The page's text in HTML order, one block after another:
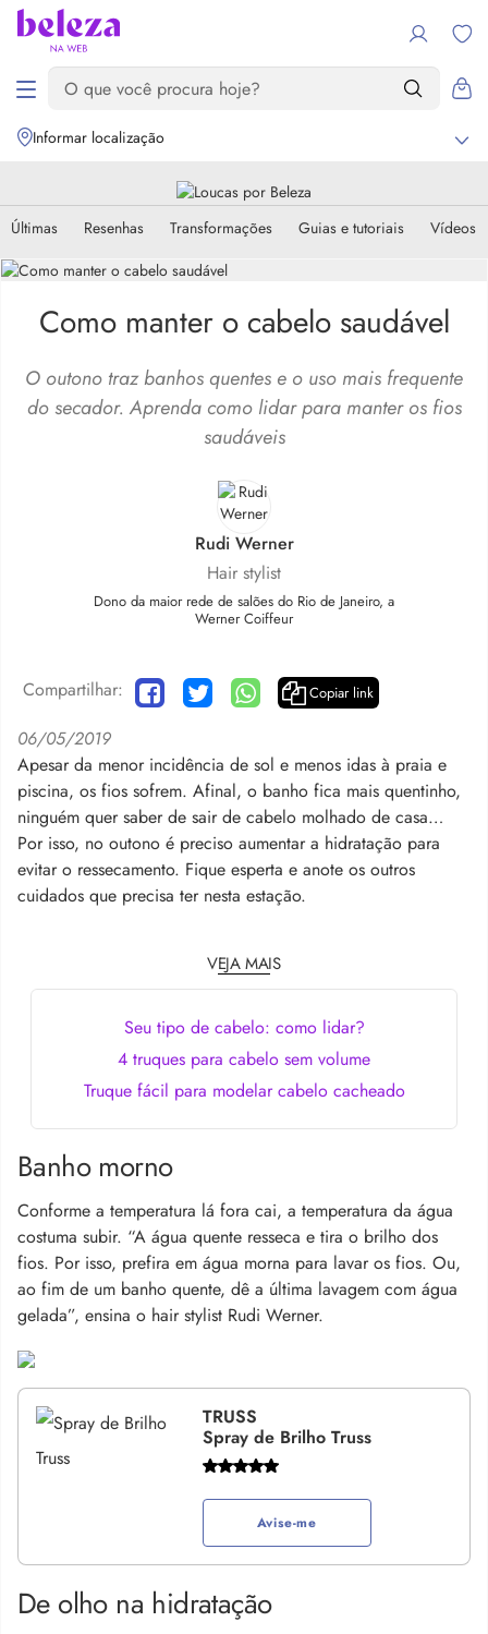
Informar localização
Últimas Resenhas Transformações Guias e tutoriais Vídeos
Como manter o cabelo saudável
O outono traz banhos quentes e o uso mais frequente
do secador. Aprenda como lidar para manter os fios
saudáveis
Rudi Werner
Hair stylist
Dono da maior rede de salões do Rio de Janeiro, a
Werner Coiffeur
Compartilhar: Copiar link
06/05/2019
Apesar da menor incidência de sol e menos idas à praia e
piscina, os fios sofrem. Afinal, o banho fica mais quentinho,
ninguém quer saber de sair de cabelo molhado de casa…
Por isso, no outono é preciso aumentar a hidratação para
evitar o ressecamento. Fique esperta e anote os outros
cuidados que precisa ter nesta estação.
VEJA MAIS
Seu tipo de cabelo: como lidar?
4 truques para cabelo sem volume
Truque fácil para modelar cabelo cacheado
Banho morno
Conforme a temperatura lá fora cai, a temperatura da água
costuma subir. “A água quente resseca e tira o brilho dos
fios. Por isso, prefira em água morna para lavar os fios. Ou,
ao fim de um banho quente, dê a última lavagem com água
gelada”, ensina o hair stylist Rudi Werner.
TRUSS
Spray de Brilho Truss
Avise-me
De olho na hidratação